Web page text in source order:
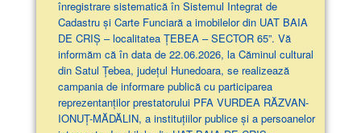
înregistrare sistematică în Sistemul Integrat de
Cadastru și Carte Funciară a imobilelor din UAT BAIA
DE CRIȘ – localitatea ȚEBEA – SECTOR 65”. Vă
informăm că în data de 22.06.2026, la Căminul cultural
din Satul Țebea, județul Hunedoara, se realizează
campania de informare publică cu participarea
reprezentanților prestatorului PFA VURDEA RĂZVAN-
IONUȚ-MĂDĂLIN, a instituțiilor publice și a persoanelor